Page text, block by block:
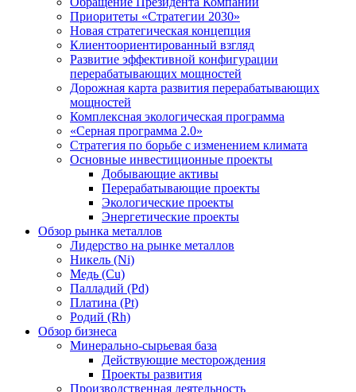
Приоритеты «Стратегии 2030»
Новая стратегическая концепция
Клиентоориентированный взгляд
Развитие эффективной конфигурации
перерабатывающих мощностей
Дорожная карта развития перерабатывающих
мощностей
Комплексная экологическая программа
«Серная программа 2.0»
Стратегия по борьбе с изменением климата
Основные инвестиционные проекты
Добывающие активы
Перерабатывающие проекты
Экологические проекты
Энергетические проекты
Обзор рынка металлов
Лидерство на рынке металлов
Никель (Ni)
Медь (Cu)
Палладий (Pd)
Платина (Pt)
Родий (Rh)
Обзор бизнеса
Минерально-сырьевая база
Действующие месторождения
Проекты развития
Производственная деятельность